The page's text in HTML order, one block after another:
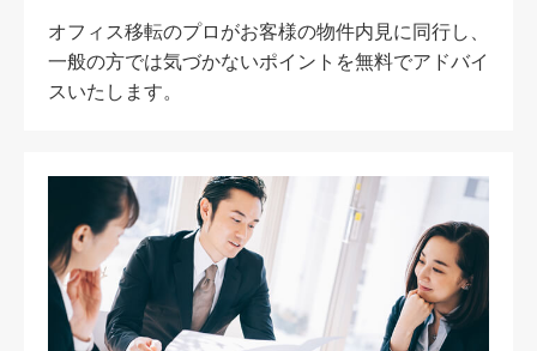
オフィス移転のプロがお客様の物件内見に同行し、
一般の方では気づかないポイントを無料でアドバイ
スいたします。